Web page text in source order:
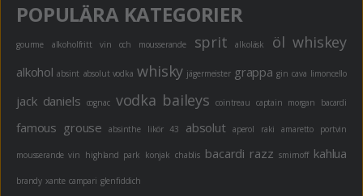
POPULÄRA KATEGORIER
gourme alkoholfritt vin och mousserande sprit alkoläsk öl whiskey
alkohol absint absolut vodka whisky jägermeister grappa gin cava limoncello
jack daniels cognac vodka baileys cointreau captain morgan bacardi
famous grouse absinthe likör 43 absolut aperol raki amaretto portvin
mousserande vin highland park konjak chablis bacardi razz smirnoff kahlua
brandy xante campari glenfiddich